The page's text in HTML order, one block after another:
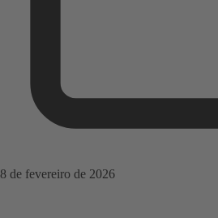
8 de fevereiro de 2026